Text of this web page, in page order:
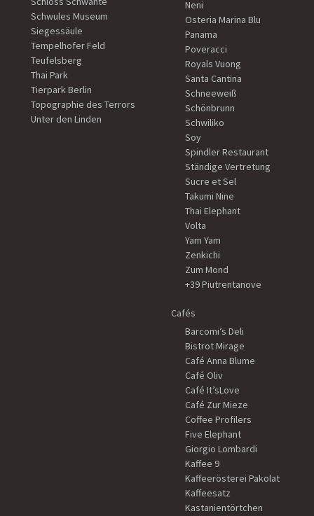
Schwules Museum
Siegessäule
Tempelhofer Feld
Teufelsberg
Thai Park
Tierpark Berlin
Topographie des Terrors
Unter den Linden
Neni
Osteria Marina Blu
Panama
Poveracci
Royals Vuong
Santa Cantina
Schneeweiß
Schönbrunn
Schwiliko
Soy
Spindler Restaurant
Ständige Vertretung
Sucre et Sel
Takumi Nine
Thai Elephant
Volta
Yam Yam
Zenkichi
Zum Mond
+39 Piutrentanove
Cafés
Barcomi’s Deli
Bistrot Mirage
Café Anna Blume
Café Oliv
Café It’sLove
Café Zur Mieze
Coffee Profilers
Five Elephant
Giorgio Lombardi
Kaffee 9
Kaffeerösterei Pakolat
Kaffeesatz
Kastanientörtchen